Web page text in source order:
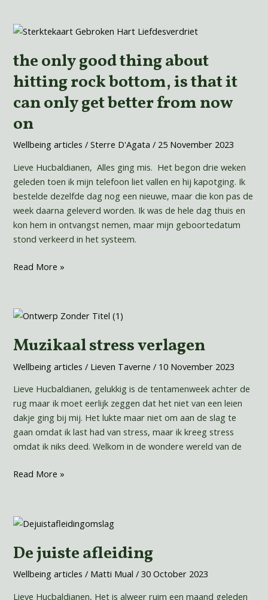
the only good thing about
hitting rock bottom, is that it
can only get better from now
on
Wellbeing articles /Sterre D'Agata/ 25 November 2023
Lieve Hucbaldianen, Alles ging mis. Het begon drie weken
geleden toen ik mijn telefoon liet vallen en hij kapotging. Ik
bestelde dezelfde dag nog een nieuwe, maar die kon pas de
week daarna geleverd worden. Ik was de hele dag thuis en
kon hem in ontvangst nemen, maar mijn geboortedatum
stond verkeerd in het systeem.
the
good
thing
about
hitting
bottom,
is
it
can
only
get
better
from
on
Read More »
Muzikaal stress verlagen
Wellbeing articles / Lieven Taverne/ 10 November 2023
Lieve Hucbaldianen, gelukkig is de tentamenweek achter de
rug maar ik moet eerlijk zeggen dat het niet van een leien
dakje ging bij mij. Het lukte maar niet om aan de slag te
gaan omdat ik last had van stress, maar ik kreeg stress
omdat ik niks deed. Welkom in de wondere wereld van de
Muzikaal
verlagen
Read More »
De juiste afleiding
Wellbeing articles / Matti Mual/30 October 2023
Lieve Hucbaldianen, Het is alweer ruim een maand geleden
De
afleiding